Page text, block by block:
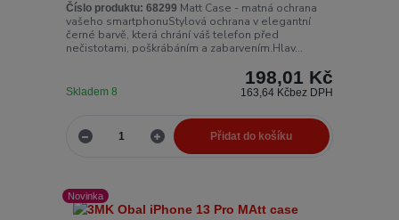
Číslo produktu: 68299 Matt Case - matná ochrana
vašeho smartphonuStylová ochrana v elegantní
černé barvě, která chrání váš telefon před
nečistotami, poškrábáním a zabarvením.Hlav...
198,01 Kč
163,64 Kčbez DPH
Skladem 8
Přidat do košíku
Novinka